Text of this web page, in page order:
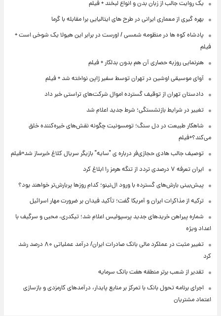
یک روایت جالب از زبان بدن و انواع لبخند + فیلم
بهره گیری از معماری ایرانی در طرح های ایتالیایی برا مقابله با گرما
پادشاه کوه ها در منظومه شمسی / اورست در برابر این هیولا یک شوخی است +
فیلم
هنرنمایی روزبه حصاری آن هم بدون بدلکار + فیلم
آوای موسیقی اوشین در تهران توسط سفیر ژاپن نواخته شد + فیلم
دادستان تهران از توقیف گسترده اموال شرکت‌های تراستی خبر داد
تغییر در شرایط بازنشستگی؛ شرط جدید اعلام شد
شاهکار طبیعت در دل سنگ؛ تومسونیت چگونه نقش‌های خیره‌کننده خلق
می‌کند؟+فیلم
توصیف جالب هادی حجازی‌فر درباره ی "سایه" بازیگر سریال کلاغ خبرساز شد+فیلم
ایران تعرفه ۷ درصدی تردد از تنگه هرمز را ابلاغ کرد
پیش‌بینی بارش‌های گسترده با ورود ال‌نینو؛ کدام روزها پربارش‌تر خواهند بود؟
ترکیه از مذاکرات ایران و آمریکا گفت؛ تأکید فیدان بر ضرورت مهار اسرائیل
شماره پیراهن خریدهای جدید پرسپولیس اعلام شد؛ تیکدری، محبی و سرگیف با
اعداد ویژه
تغییر مثبت در عملکرد مالی بانک صادرات ایران/ درآمد عملیاتی ۸۰ درصد رشد
کرد
تقدیر از شعب برتر منطقه هفت بانک سرمایه
اجرای برنامه تحول بانک با تمرکز بر منابع پایدار، درآمدهای کارمزدی و بازسازی
اعتماد مشتریان